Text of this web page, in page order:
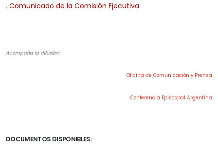
. Comunicado de la Comisión Ejecutiva
Acompaña la difusión:
Oficina de Comunicación y Prensa
Conferencia Episcopal Argentina
DOCUMENTOS DISPONIBLES: